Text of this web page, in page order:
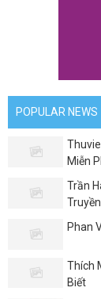
POPULAR NEWS
Miễn
Trần
Phan
Thích
Biết